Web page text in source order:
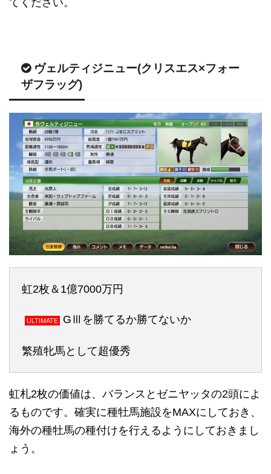
ヴェルティジニュー(クリスエス×フォー
ザフラッグ)
虹2枚＆1億7000万円
ULTIMATE GⅢを勝てるか勝てないか
繁殖牝馬として超優秀
虹札2枚の価値は、バランスとゼニヤッタの2頭によ
るものです。確実に種牡馬施設をMAXにしておき、
海外の種牡馬の種付けを行えるようにしておきまし
ょう。